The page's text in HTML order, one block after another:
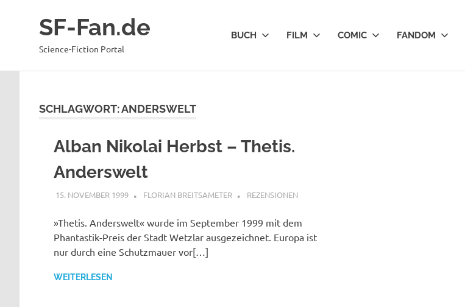
SF-Fan.de
Science-Fiction Portal
BUCH FILM COMIC FANDOM
SCHLAGWORT:ANDERSWELT
Alban Nikolai Herbst – Thetis.
Anderswelt
15. NOVEMBER 1999 FLORIAN BREITSAMETER REZENSIONEN
»Thetis. Anderswelt« wurde im September 1999 mit dem
Phantastik-Preis der Stadt Wetzlar ausgezeichnet. Europa ist
nur durch eine Schutzmauer vor[…]
WEITERLESEN